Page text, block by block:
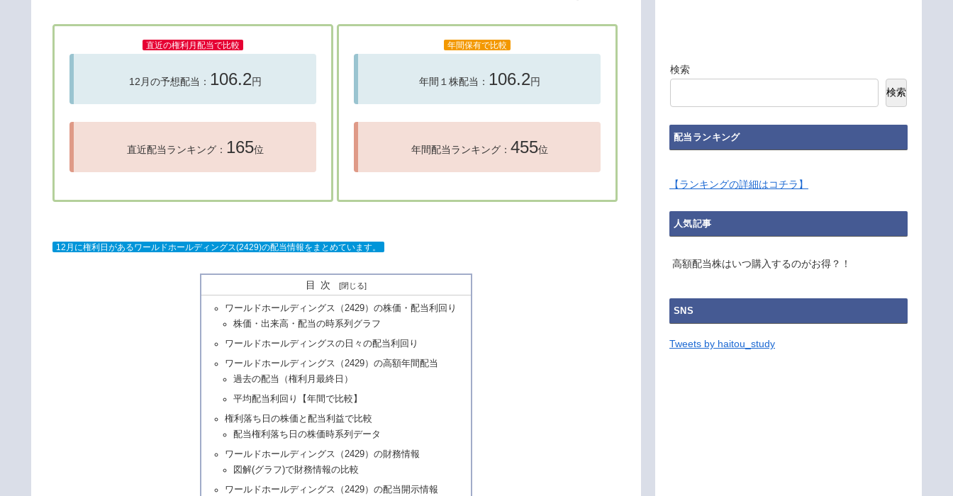
直近の権利月配当で比較
12月の予想配当： 106.2円
直近配当ランキング： 165位
年間保有で比較
年間１株配当： 106.2円
年間配当ランキング： 455位
12月に権利日があるワールドホールディングス(2429)の配当情報をまとめています。
目次
ワールドホールディングス（2429）の株価・配当利回り
株価・出来高・配当の時系列グラフ
ワールドホールディングスの日々の配当利回り
ワールドホールディングス（2429）の高額年間配当
過去の配当（権利月最終日）
平均配当利回り【年間で比較】
権利落ち日の株価と配当利益で比較
配当権利落ち日の株価時系列データ
ワールドホールディングス（2429）の財務情報
図解(グラフ)で財務情報の比較
ワールドホールディングス（2429）の配当開示情報
検索
検索
配当ランキング
【ランキングの詳細はコチラ】
人気記事
高額配当株はいつ購入するのがお得？！
SNS
Tweets by haitou_study